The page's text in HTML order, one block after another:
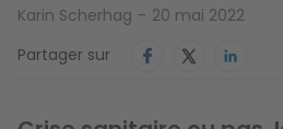
Karin Scherhag
20 mai 2022
Partager sur